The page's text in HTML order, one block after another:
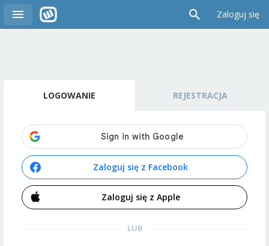
Zaloguj się
LOGOWANIE REJESTRACJA
Zaloguj się z Facebook
Zaloguj się z Apple
LUB